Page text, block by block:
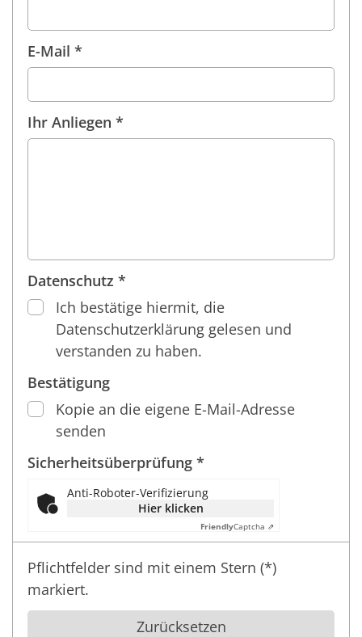
E-Mail *
Ihr Anliegen *
Datenschutz *
Ich bestätige hiermit, die
Datenschutzerklärung gelesen und
verstanden zu haben.
Bestätigung
Kopie an die eigene E-Mail-Adresse
senden
Sicherheitsüberprüfung *
Anti-Roboter-Verifizierung
Hier klicken
FriendlyCaptcha ⇗
Pflichtfelder sind mit einem Stern (*)
markiert.
Zurücksetzen